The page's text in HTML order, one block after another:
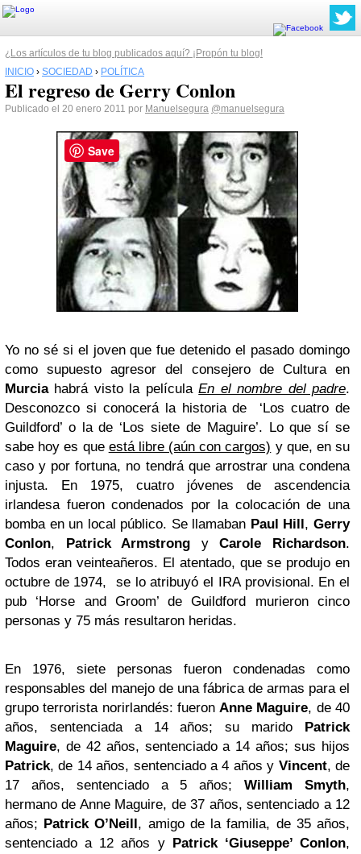
¿Los artículos de tu blog publicados aquí? ¡Propón tu blog!
INICIO › SOCIEDAD › POLÍTICA
El regreso de Gerry Conlon
Publicado el 20 enero 2011 por Manuelsegura @manuelsegura
Yo no sé si el joven que fue detenido el pasado domingo
como supuesto agresor del consejero de Cultura en
Murciahabrá visto la películaEn el nombre del padre.
Desconozco si conocerá la historia de ‘Los cuatro de
Guildford’ o la de ‘Los siete de Maguire’. Lo que sí se
sabe hoy es que está libre (aún con cargos) y que, en su
caso y por fortuna, no tendrá que arrostrar una condena
injusta. En 1975, cuatro jóvenes de ascendencia
irlandesa fueron condenados por la colocación de una
bomba en un local público. Se llamaban Paul Hill,Gerry
Conlon, Patrick Armstrong yCarole Richardson.
Todos eran veinteañeros. El atentado, que se produjo en
octubre de 1974, se lo atribuyó el IRA provisional. En el
pub ‘Horse and Groom’ de Guildford murieron cinco
personas y 75 más resultaron heridas.
En 1976, siete personas fueron condenadas como
responsables del manejo de una fábrica de armas para el
grupo terrorista norirlandés: fueronAnne Maguire, de 40
años, sentenciada a 14 años; su marido Patrick
Maguire, de 42 años, sentenciado a 14 años; sus hijos
Patrick, de 14 años, sentenciado a 4 años y Vincent, de
17 años, sentenciado a 5 años;William Smyth,
hermano de Anne Maguire, de 37 años, sentenciado a 12
años; Patrick O’Neill, amigo de la familia, de 35 años,
sentenciado a 12 años y Patrick ‘Giuseppe’ Conlon,
Save